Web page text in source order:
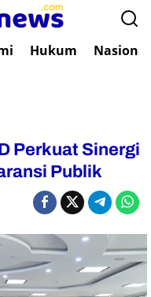
Hukum Nasional
Perkuat Sinergi
Publik